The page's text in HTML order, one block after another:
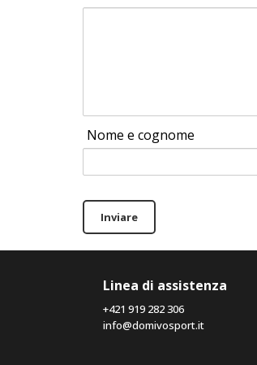
Nome e cognome
Inviare
Linea di assistenza
+421 919 282 306
info@domivosport.it